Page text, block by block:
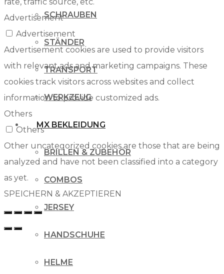
SCHRAUBEN
STÄNDER
TRANSPORT
WERKZEUG
MX BEKLEIDUNG
BRILLEN & ZUBEHÖR
COMBOS
JERSEY
HANDSCHUHE
HELME
Advertisement
Advertisement
Advertisement cookies are used to provide visitors
with relevant ads and marketing campaigns. These
cookies track visitors across websites and collect
information to provide customized ads.
Others
Others
Other uncategorized cookies are those that are being
analyzed and have not been classified into a category
as yet.
SPEICHERN & AKZEPTIEREN